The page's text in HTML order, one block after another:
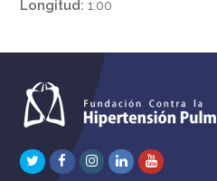
Longitud:1:00
TwitterFacebook
Instagram
LinkedInYoutube